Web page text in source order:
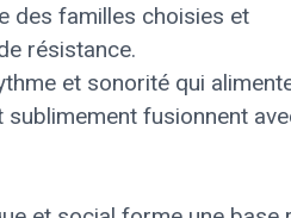
des familles choisies et
résistance.
et sonorité qui
fusionnent